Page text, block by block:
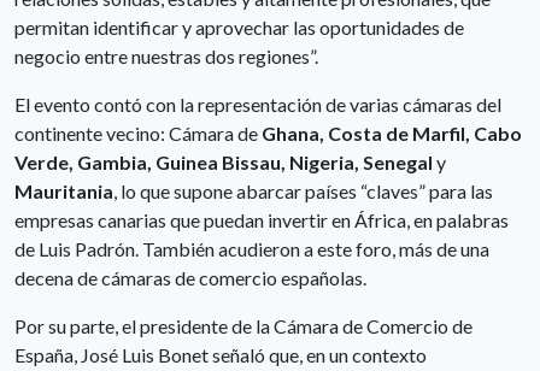
permitan identificar y aprovechar las oportunidades de
negocio entre nuestras dos regiones”.
El evento contó con la representación de varias cámaras del
continente vecino: Cámara de Ghana, Costa de Marfil, Cabo
Verde, Gambia, Guinea Bissau, Nigeria, Senegal y
Mauritania, lo que supone abarcar países “claves” para las
empresas canarias que puedan invertir en África, en palabras
de Luis Padrón. También acudieron a este foro, más de una
decena de cámaras de comercio españolas.
Por su parte, el presidente de la Cámara de Comercio de
España, José Luis Bonet señaló que, en un contexto